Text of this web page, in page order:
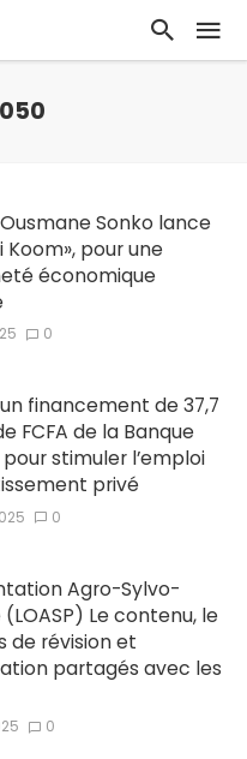
Sonko lance
pour une
économique
0
financement de 37,7
FCFA de la Banque
stimuler l’emploi
privé
0
Agro-Sylvo-
Le contenu, le
de révision et
partagés avec les
0